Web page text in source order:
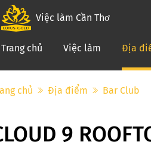
Việc làm Cần Thơ
Trang chủ Việc làm Địa
chủ Địa điểm Bar Club
9